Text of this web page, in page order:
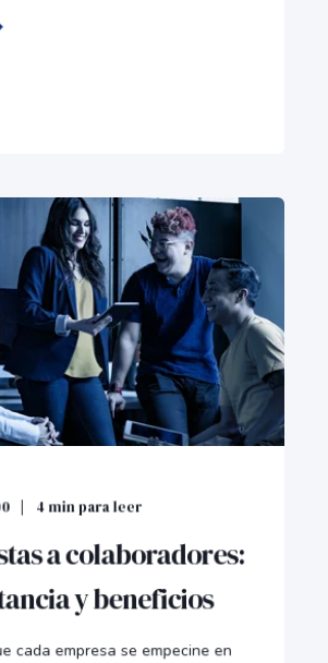
4 min para leer
a colaboradores:
y beneficios
cada empresa se empecine en